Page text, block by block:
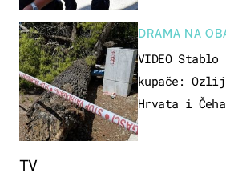
DRAMA NA
VIDEO
kupače:
Hrvata i
TV